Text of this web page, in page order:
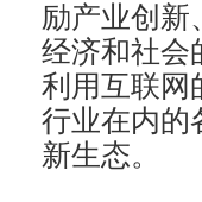
励产业创新
经济和社会
利用互联网
行业在内的
新生态。